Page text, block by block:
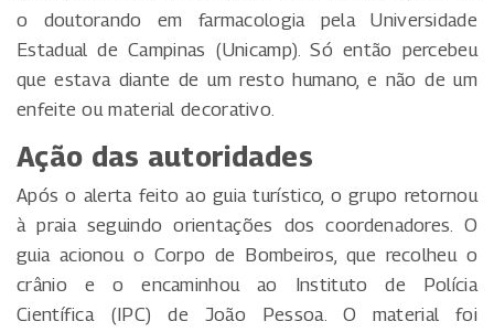
o doutorando em farmacologia pela Universidade
Estadual de Campinas (Unicamp). Só então percebeu
que estava diante de um resto humano, e não de um
enfeite ou material decorativo.
Ação das autoridades
Após o alerta feito ao guia turístico, o grupo retornou
à praia seguindo orientações dos coordenadores. O
guia acionou o Corpo de Bombeiros, que recolheu o
crânio e o encaminhou ao Instituto de Polícia
Científica (IPC) de João Pessoa. O material foi